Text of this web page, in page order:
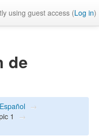
using guest access (Log in)
de
→
1
→